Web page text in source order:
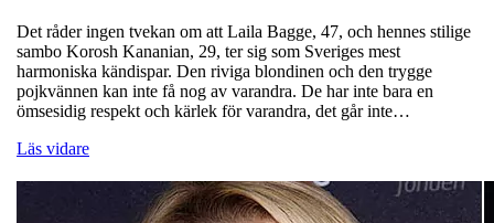
Det råder ingen tvekan om att Laila Bagge, 47, och hennes stilige
sambo Korosh Kananian, 29, ter sig som Sveriges mest
harmoniska kändispar. Den riviga blondinen och den trygge
pojkvännen kan inte få nog av varandra. De har inte bara en
ömsesidig respekt och kärlek för varandra, det går inte…
Läs vidare